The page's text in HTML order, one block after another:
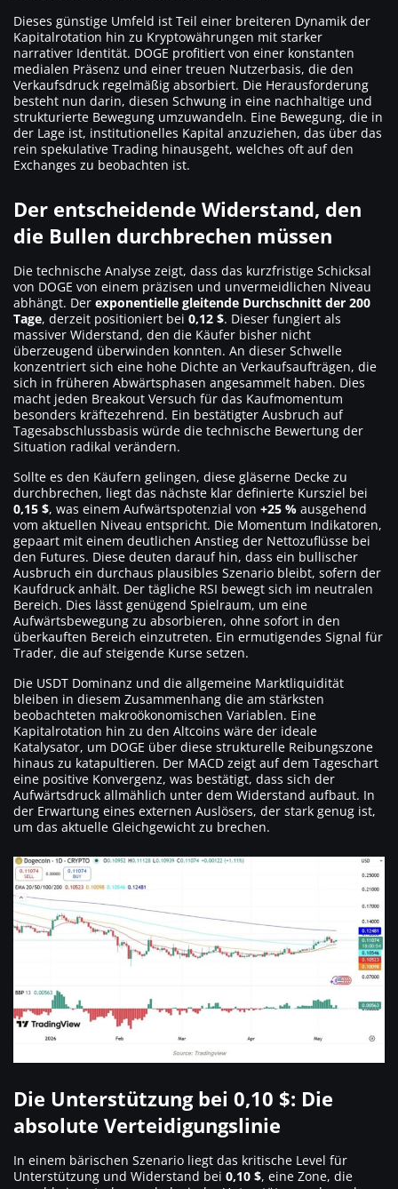
Dieses günstige Umfeld ist Teil einer breiteren Dynamik der
Kapitalrotation hin zu Kryptowährungen mit starker
narrativer Identität. DOGE profitiert von einer konstanten
medialen Präsenz und einer treuen Nutzerbasis, die den
Verkaufsdruck regelmäßig absorbiert. Die Herausforderung
besteht nun darin, diesen Schwung in eine nachhaltige und
strukturierte Bewegung umzuwandeln. Eine Bewegung, die in
der Lage ist, institutionelles Kapital anzuziehen, das über das
rein spekulative Trading hinausgeht, welches oft auf den
Exchanges zu beobachten ist.
Der entscheidende Widerstand, den
die Bullen durchbrechen müssen
Die technische Analyse zeigt, dass das kurzfristige Schicksal
von DOGE von einem präzisen und unvermeidlichen Niveau
abhängt. Der exponentielle gleitende Durchschnitt der 200
Tage, derzeit positioniert bei 0,12 $. Dieser fungiert als
massiver Widerstand, den die Käufer bisher nicht
überzeugend überwinden konnten. An dieser Schwelle
konzentriert sich eine hohe Dichte an Verkaufsaufträgen, die
sich in früheren Abwärtsphasen angesammelt haben. Dies
macht jeden Breakout Versuch für das Kaufmomentum
besonders kräftezehrend. Ein bestätigter Ausbruch auf
Tagesabschlussbasis würde die technische Bewertung der
Situation radikal verändern.
Sollte es den Käufern gelingen, diese gläserne Decke zu
durchbrechen, liegt das nächste klar definierte Kursziel bei
0,15 $, was einem Aufwärtspotenzial von +25 % ausgehend
vom aktuellen Niveau entspricht. Die Momentum Indikatoren,
gepaart mit einem deutlichen Anstieg der Nettozuflüsse bei
den Futures. Diese deuten darauf hin, dass ein bullischer
Ausbruch ein durchaus plausibles Szenario bleibt, sofern der
Kaufdruck anhält. Der tägliche RSI bewegt sich im neutralen
Bereich. Dies lässt genügend Spielraum, um eine
Aufwärtsbewegung zu absorbieren, ohne sofort in den
überkauften Bereich einzutreten. Ein ermutigendes Signal für
Trader, die auf steigende Kurse setzen.
Die USDT Dominanz und die allgemeine Marktliquidität
bleiben in diesem Zusammenhang die am stärksten
beobachteten makroökonomischen Variablen. Eine
Kapitalrotation hin zu den Altcoins wäre der ideale
Katalysator, um DOGE über diese strukturelle Reibungszone
hinaus zu katapultieren. Der MACD zeigt auf dem Tageschart
eine positive Konvergenz, was bestätigt, dass sich der
Aufwärtsdruck allmählich unter dem Widerstand aufbaut. In
der Erwartung eines externen Auslösers, der stark genug ist,
um das aktuelle Gleichgewicht zu brechen.
Die Unterstützung bei 0,10 $: Die
absolute Verteidigungslinie
In einem bärischen Szenario liegt das kritische Level für
Unterstützung und Widerstand bei 0,10 $, eine Zone, die